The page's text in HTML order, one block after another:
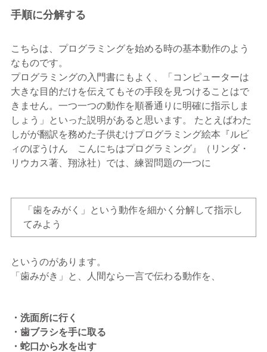
手順に分解する
こちらは、プログラミングを始める時の基本動作のよう
なものです。
プログラミングの入門書にもよく、「コンピューターは
大きな目的だけを伝えてもその手段を見つけることはで
きません。一つ一つの動作を順番通りに明確に指示しま
しょう」といった説明があると思います。 たとえばわた
しがが翻訳を務めた子供むけプログラミング絵本『ルビ
ィのぼうけん こんにちはプログラミング』（リンダ・
リウカス著、翔泳社）では、練習問題の一つに
「歯をみがく」という動作を細かく分解して指示し
てみよう
というのがあります。
「歯みがき」と、人間なら一言で伝わる動作を、
・洗面所に行く
・歯ブラシを手に取る
・蛇口から水を出す